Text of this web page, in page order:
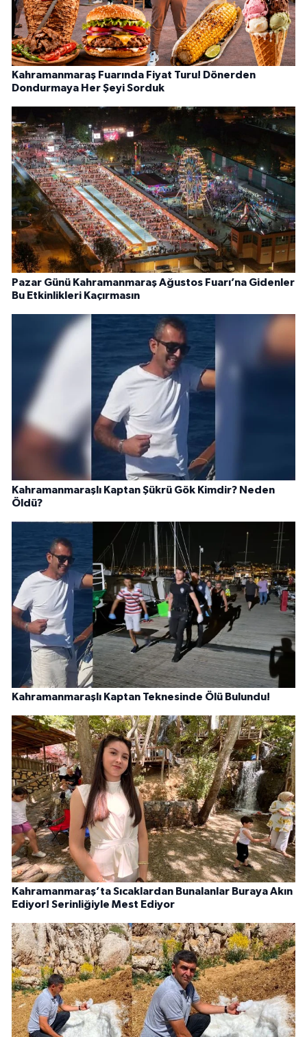
Kahramanmaraş Fuarında Fiyat Turu! Dönerden
Dondurmaya Her Şeyi Sorduk
Pazar Günü Kahramanmaraş Ağustos Fuarı’na Gidenler
Bu Etkinlikleri Kaçırmasın
Kahramanmaraşlı Kaptan Şükrü Gök Kimdir? Neden
Öldü?
Kahramanmaraşlı Kaptan Teknesinde Ölü Bulundu!
Kahramanmaraş’ta Sıcaklardan Bunalanlar Buraya Akın
Ediyor! Serinliğiyle Mest Ediyor